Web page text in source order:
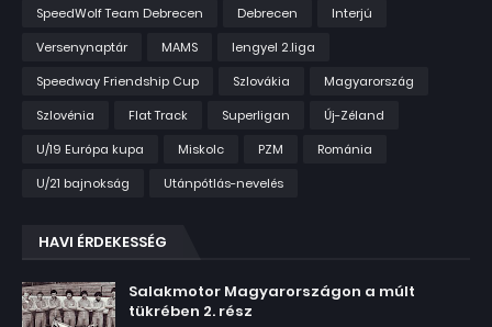
SpeedWolf Team Debrecen
Debrecen
Interjú
Versenynaptár
MAMS
lengyel 2.liga
Speedway Friendship Cup
Szlovákia
Magyarország
Szlovénia
Flat Track Superligan
Új-Zéland
U/19 Európa kupa
Miskolc PZM
Románia
U/21 bajnokság
Utánpótlás-nevelés
HAVI ÉRDEKESSÉG
Salakmotor Magyarországon a múlt
tükrében 2. rész